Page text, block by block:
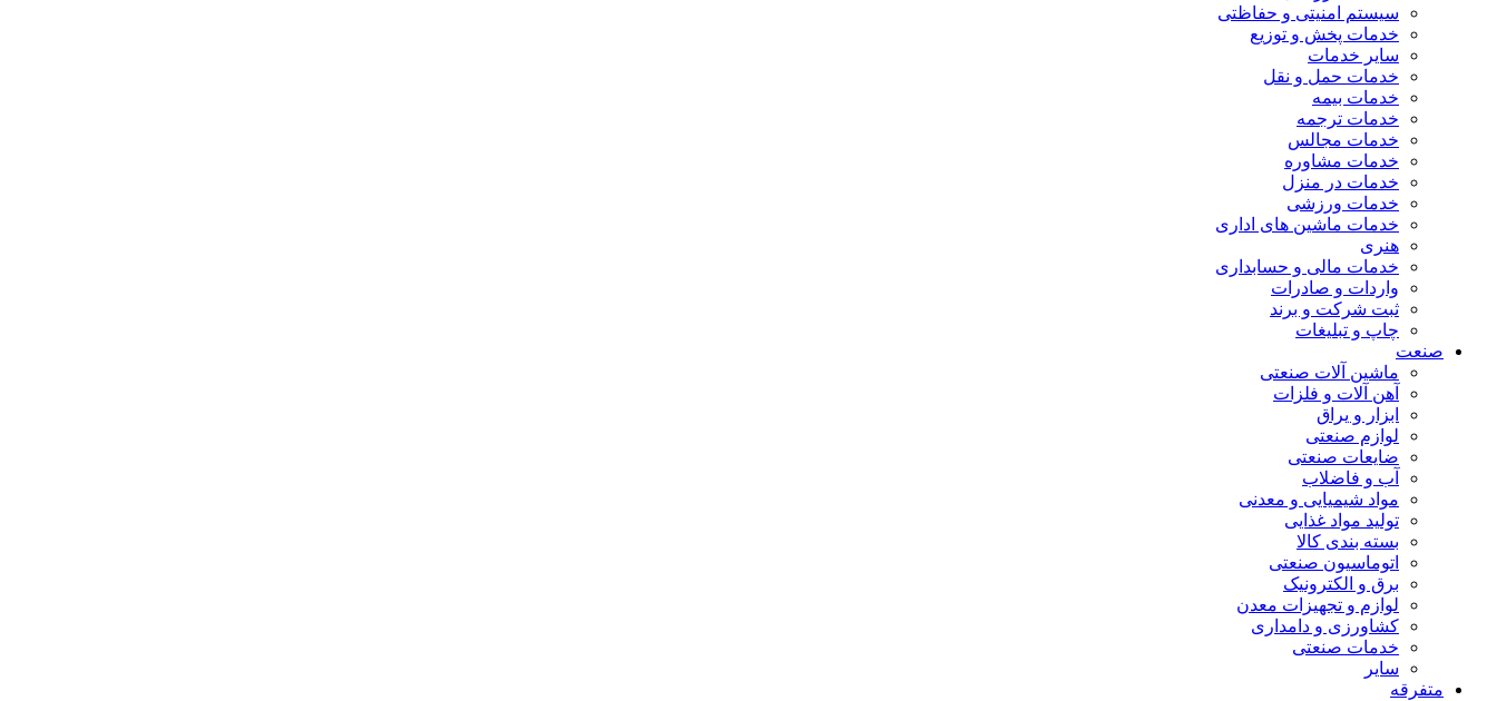
سیستم امنیتی و حفاظتی
خدمات پخش و توزیع
سایر خدمات
خدمات حمل و نقل
خدمات بیمه
خدمات ترجمه
خدمات مجالس
خدمات مشاوره
خدمات در منزل
خدمات ورزشی
خدمات ماشین های اداری
هنری
خدمات مالی و حسابداری
واردات و صادرات
ثبت شرکت و برند
چاپ و تبلیغات
صنعت
ماشین آلات صنعتی
آهن آلات و فلزات
ابزار و یراق
لوازم صنعتی
ضایعات صنعتی
آب و فاضلاب
مواد شیمیایی و معدنی
تولید مواد غذایی
بسته بندی کالا
اتوماسیون صنعتی
برق و الکترونیک
لوازم و تجهیزات معدن
کشاورزی و دامداری
خدمات صنعتی
سایر
متفرقه